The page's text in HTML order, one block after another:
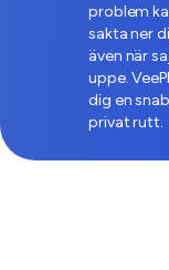
problem
sakta ner
även när
uppe.
dig en
privat rutt.